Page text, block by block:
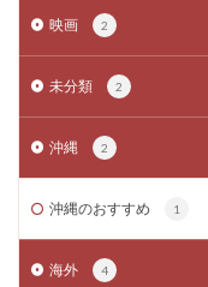
映画 2
未分類 2
沖縄 2
沖縄のおすすめ 1
海外 4